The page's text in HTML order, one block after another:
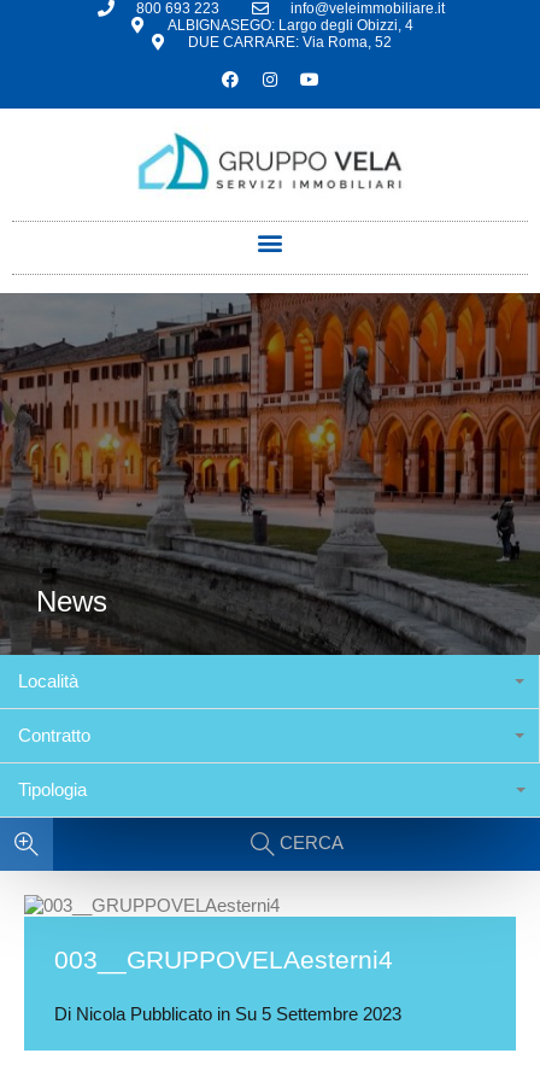
800 693 223
info@veleimmobiliare.it
ALBIGNASEGO: Largo degli Obizzi, 4
DUE CARRARE: Via Roma, 52
News
Località
Contratto
Tipologia
CERCA
003__GRUPPOVELAesterni4
Di Nicola Pubblicato in Su 5 Settembre 2023